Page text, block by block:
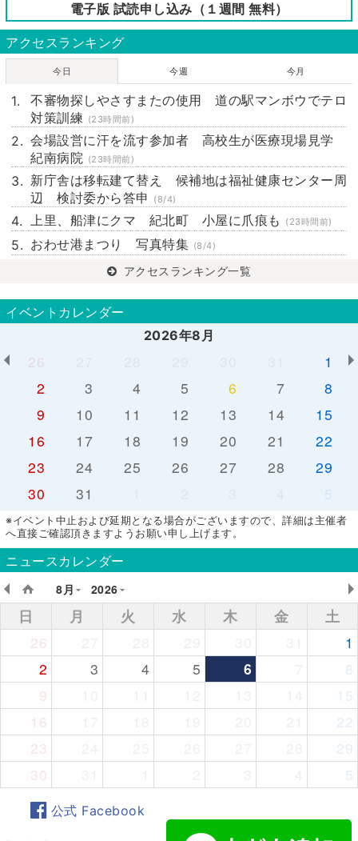
電子版 試読申し込み（１週間 無料）
アクセスランキング
今日 今週 今月
不審物探しやさすまたの使用 道の駅マンボウでテロ
対策訓練 (23時間前)
会場設営に汗を流す参加者 高校生が医療現場見学
紀南病院 (23時間前)
新庁舎は移転建て替え 候補地は福祉健康センター周
辺 検討委から答申
(8/4)
上里、船津にクマ 紀北町 小屋に爪痕も (23時間前)
おわせ港まつり 写真特集 (8/4)
アクセスランキング一覧
イベントカレンダー
2026年8月
26
1
2
3 4 5 6 7
8
9
10 11 12 13 14
15
16
17 18 19 20 21
22
23
24 25 26 27 28
29
30
31 5
※イベント中止および延期となる場合がございますので、詳細は主催者
へ直接ご確認頂きますようお願い申し上げます。
ニュースカレンダー
8月
2026
日 月 火 水 木 金
土
26
1
2
3 4 5 6
8
9
15
16
22
23
29
30
5
公式 Facebook